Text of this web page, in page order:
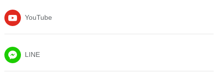
YouTube
LINE